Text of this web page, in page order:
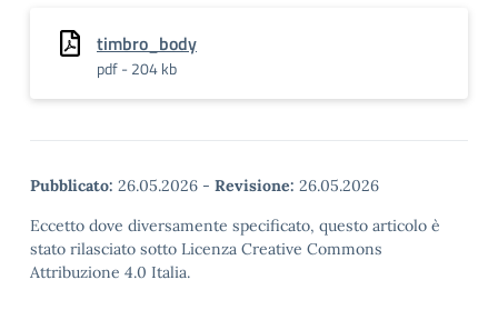
timbro_body
pdf - 204 kb
Pubblicato: 26.05.2026 - Revisione: 26.05.2026
Eccetto dove diversamente specificato, questo articolo è
stato rilasciato sotto Licenza Creative Commons
Attribuzione 4.0 Italia.